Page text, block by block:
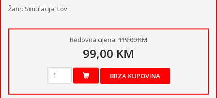
Žanr: Simulacija, Lov
Redovna cijena: 119,00 KM
99,00 KM
BRZA KUPOVINA